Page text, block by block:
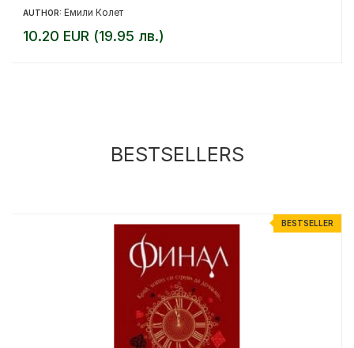
AUTHOR: Емили Колет
10.20 EUR (19.95 лв.)
BESTSELLERS
BESTSELLER